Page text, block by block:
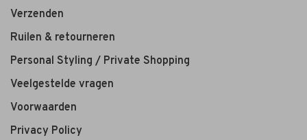
Verzenden
Ruilen & retourneren
Personal Styling / Private Shopping
Veelgestelde vragen
Voorwaarden
Privacy Policy